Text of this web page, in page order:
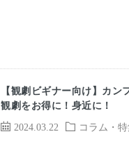
2024.03.22 コラム・
【観劇ビギナー向け】カン
観劇をお得に！身近に！